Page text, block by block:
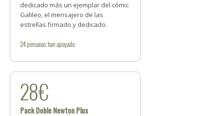
dedicado más un ejemplar del cómic
Galileo, el mensajero de las
estrellas firmado y dedicado.
24personashan apoyado
28€
Pack Doble Newton Plus